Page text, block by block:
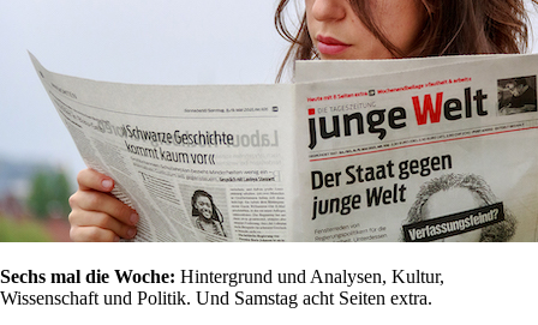
Sechs mal die Woche: Hintergrund und Analysen, Kultur,
Wissenschaft und Politik. Und Samstag acht Seiten extra.